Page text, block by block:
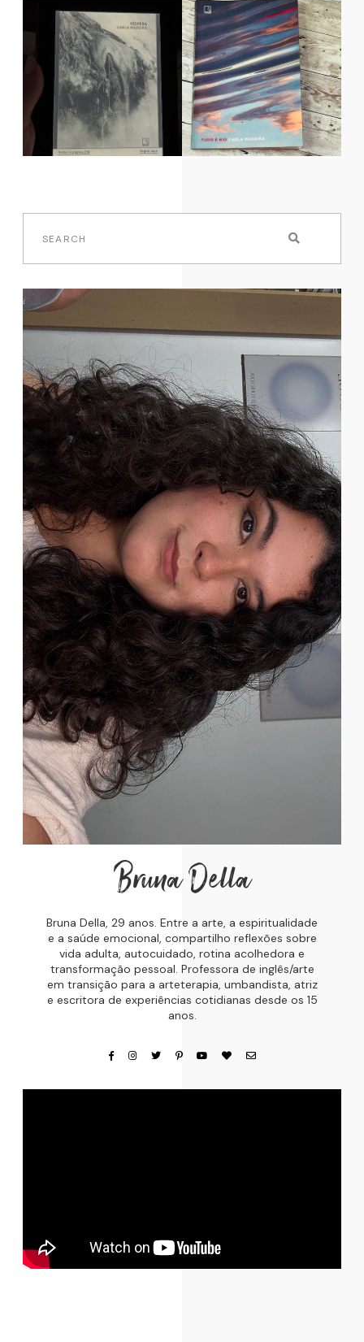
Bruna Della
Bruna Della, 29 anos. Entre a arte, a espiritualidade
e a saúde emocional, compartilho reflexões sobre
vida adulta, autocuidado, rotina acolhedora e
transformação pessoal. Professora de inglês/arte
em transição para a arteterapia, umbandista, atriz
e escritora de experiências cotidianas desde os 15
anos.